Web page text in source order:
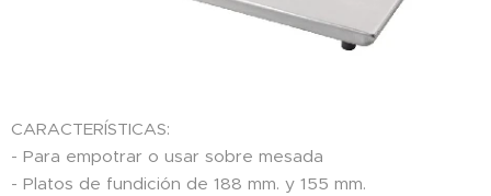
CARACTERÍSTICAS:
- Para empotrar o usar sobre mesada
- Platos de fundición de 188 mm. y 155 mm.